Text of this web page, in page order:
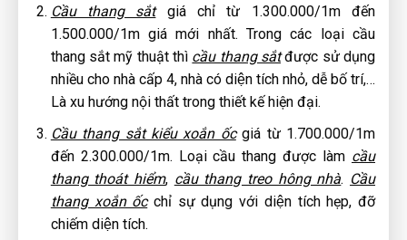
Cầu thang sắtgiá chỉ từ 1.300.000/1m đến
1.500.000/1m giá mới nhất. Trong các loại cầu
thang sắt mỹ thuật thì cầu thang sắtđược sử dụng
nhiều cho nhà cấp 4, nhà có diện tích nhỏ, dễ bố trí,…
Là xu hướng nội thất trong thiết kế hiện đại.
Cầu thang sắt kiểu xoắn ốcgiá từ 1.700.000/1m
đến 2.300.000/1m. Loại cầu thang được làm cầu
thang thoát hiểm, cầu thang treo hông nhà. Cầu
thang xoắn ốcchỉ sự dụng với diện tích hẹp, đỡ
chiếm diện tích.